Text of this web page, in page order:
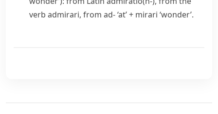
verb admirari, from ad-‘at’ + mirari ‘wonder’.